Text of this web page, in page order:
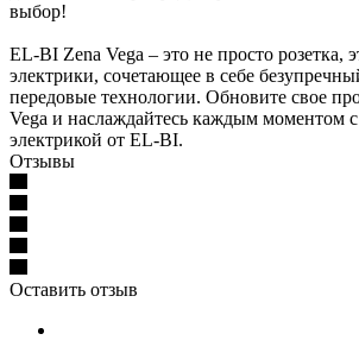
выбор!
EL-BI Zena Vega – это не просто розетка,
электрики, сочетающее в себе
передовые технологии. Обновите свое
Vega и наслаждайтесь каждым моментом с
электрикой от EL-BI.
Отзывы
Оставить отзыв